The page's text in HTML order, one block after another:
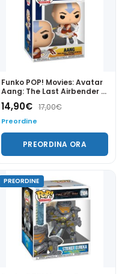
Funko POP! Movies: Avatar
Aang: The Last Airbender -
Aang 2106
14,90€ 17,00€
Preordine
PREORDINA ORA
PREORDINE